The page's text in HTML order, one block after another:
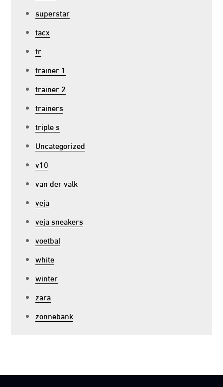
superstar
tacx
tr
trainer 1
trainer 2
trainers
triple s
Uncategorized
v10
van der valk
veja
veja sneakers
voetbal
white
winter
zara
zonnebank